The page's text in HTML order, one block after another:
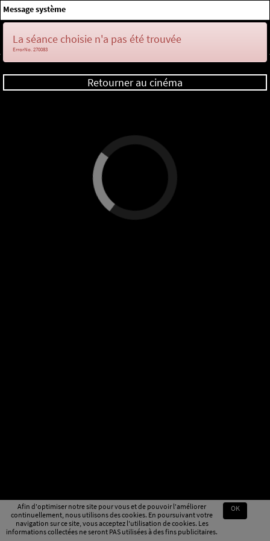
Afin d'optimiser notre site pour vous et de pouvoir l'améliorer
continuellement, nous utilisons des cookies. En poursuivant votre
navigation sur ce site, vous acceptez l'utilisation de cookies. Les
informations collectées ne seront PAS utilisées à des fins publicitaires.
OK
Message système
La séance choisie n'a pas été trouvée
ErrorNo. 270083
Retourner au cinéma